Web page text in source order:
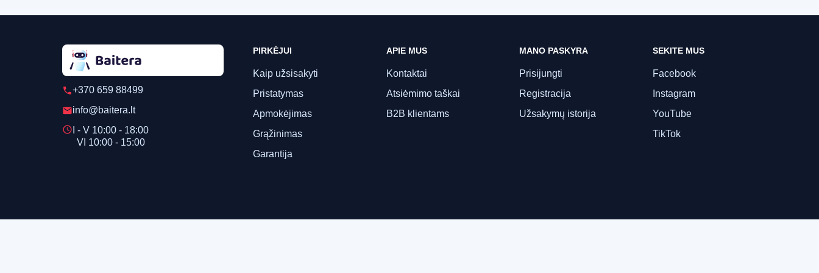
phone+370 659 88499
emailinfo@baitera.lt
schedule I - V 10:00 - 18:00
VI 10:00 - 15:00
PIRKĖJUI
Kaip užsisakyti
Pristatymas
Apmokėjimas
Grąžinimas
Garantija
APIE MUS
Kontaktai
Atsiėmimo taškai
B2B klientams
MANO PASKYRA
Prisijungti
Registracija
Užsakymų istorija
SEKITE MUS
Facebook
Instagram
YouTube
TikTok